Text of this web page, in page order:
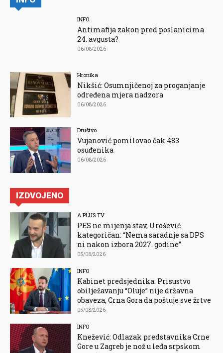
INFO
Antimafija zakon pred poslanicima
24. avgusta?
06/08/2026
Hronika
Nikšić: Osumnjičenoj za proganjanje
određena mjera nadzora
06/08/2026
Društvo
Vujanović pomilovao čak 483
osuđenika
06/08/2026
IZDVOJENO
A PLUS TV
PES ne mijenja stav, Urošević
kategoričan: “Nema saradnje sa DPS
ni nakon izbora 2027. godine”
05/08/2026
INFO
Kabinet predsjednika: Prisustvo
obilježavanju “Oluje” nije državna
obaveza, Crna Gora da poštuje sve žrtve
05/08/2026
INFO
Knežević: Odlazak predstavnika Crne
Gore u Zagreb je nož u leđa srpskom